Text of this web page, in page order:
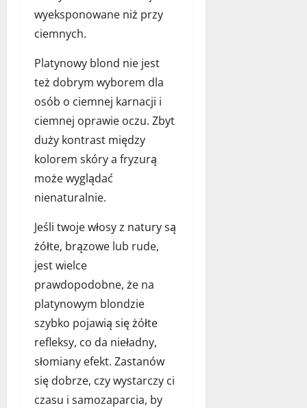
wyeksponowane niż przy
ciemnych.
Platynowy blond nie jest
też dobrym wyborem dla
osób o ciemnej karnacji i
ciemnej oprawie oczu. Zbyt
duży kontrast między
kolorem skóry a fryzurą
może wyglądać
nienaturalnie.
Jeśli twoje włosy z natury są
żółte, brązowe lub rude,
jest wielce
prawdopodobne, że na
platynowym blondzie
szybko pojawią się żółte
refleksy, co da nieładny,
słomiany efekt. Zastanów
się dobrze, czy wystarczy ci
czasu i samozaparcia, by